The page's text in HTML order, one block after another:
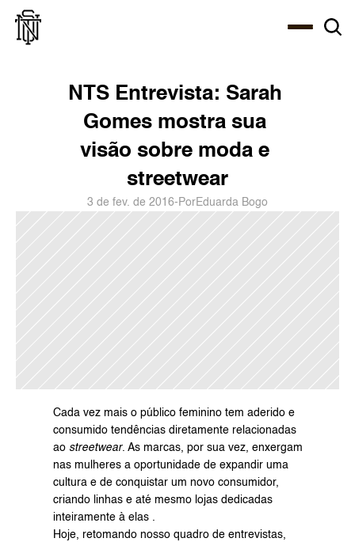
NTS Entrevista: Sarah
Gomes mostra sua
visão sobre moda e
streetwear
3 de fev. de 2016- PorEduarda Bogo
Cada vez mais o público feminino tem aderido e
consumido tendências diretamente relacionadas
ao streetwear. As marcas, por sua vez, enxergam
nas mulheres a oportunidade de expandir uma
cultura e de conquistar um novo consumidor,
criando linhas e até mesmo lojas dedicadas
inteiramente à elas .
Hoje, retomando nosso quadro de entrevistas,